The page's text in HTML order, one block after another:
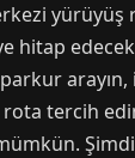
yürüyüş
hitap
tercih